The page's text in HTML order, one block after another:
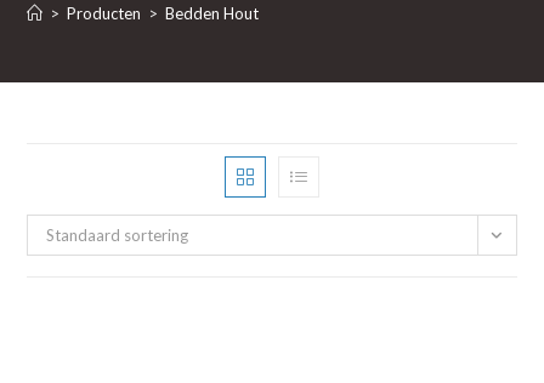
> Producten > Bedden Hout
Standaard sortering